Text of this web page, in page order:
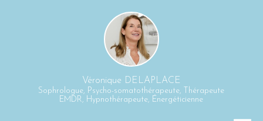
Véronique DELAPLACE
Sophrologue, Psycho-somatothérapeute, Thérapeute
EMDR, Hypnothérapeute, Énergéticienne